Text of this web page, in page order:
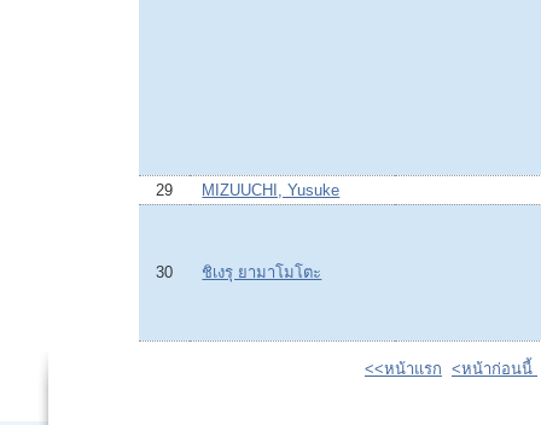
29 MIZUUCHI, Yusuke
30 ชิเงรุ ยามาโมโตะ
<<หน้าแรก <หน้าก่อนนี้